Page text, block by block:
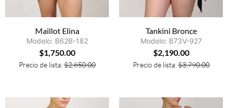
Maillot Elina
Modelo: B62B-182
$1,750.00
Precio de lista:$2,850.00
Tankini Bronce
Modelo: B73V-927
$2,190.00
Precio de lista:$3,790.00